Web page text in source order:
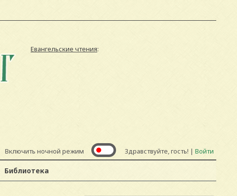
Евангельские чтения:
Включить ночной режим Здравствуйте, гость! | Войти
Библиотека